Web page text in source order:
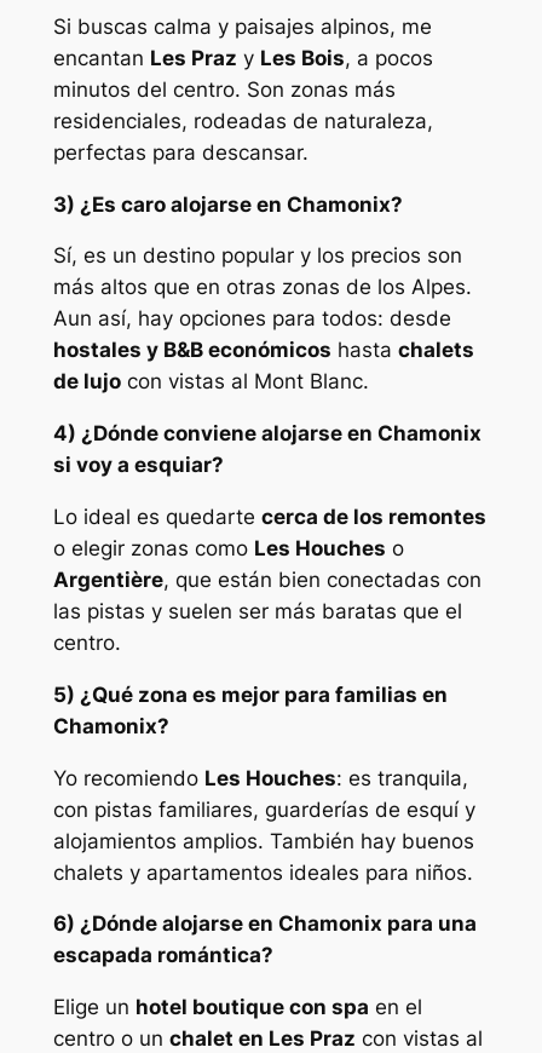
Si buscas calma y paisajes alpinos, me
encantan Les Praz y Les Bois, a pocos
minutos del centro. Son zonas más
residenciales, rodeadas de naturaleza,
perfectas para descansar.
3) ¿Es caro alojarse en Chamonix?
Sí, es un destino popular y los precios son
más altos que en otras zonas de los Alpes.
Aun así, hay opciones para todos: desde
hostales y B&B económicos hasta chalets
de lujocon vistas al Mont Blanc.
4) ¿Dónde conviene alojarse en Chamonix
si voy a esquiar?
Lo ideal es quedarte cerca de los remontes
o elegir zonas como Les Houches o
Argentière, que están bien conectadas con
las pistas y suelen ser más baratas que el
centro.
5) ¿Qué zona es mejor para familias en
Chamonix?
Yo recomiendo Les Houches: es tranquila,
con pistas familiares, guarderías de esquí y
alojamientos amplios. También hay buenos
chalets y apartamentos ideales para niños.
6) ¿Dónde alojarse en Chamonix para una
escapada romántica?
Elige un hotel boutique con spa en el
centro o un chalet en Les Praz con vistas al